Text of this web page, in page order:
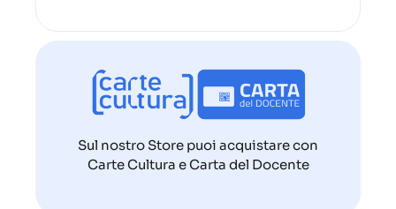
Sul nostro Store puoi acquistare con
Carte Cultura e Carta del Docente